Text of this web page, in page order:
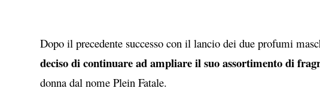
Dopo il precedente successo con il lancio dei due profumi
deciso di continuare ad ampliare il suo assortimento di
donna dal nome Plein Fatale.